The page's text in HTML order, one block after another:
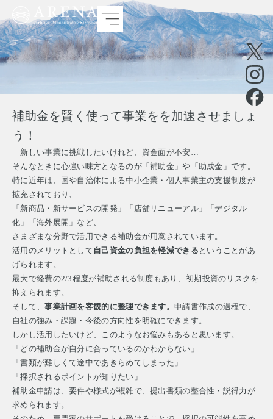
補助金を賢く使って事業をを加速させましょ
う！
新しい事業に挑戦したいけれど、資金面が不安…
そんなときに心強い味方となるのが「補助金」や「助成金」です。
特に近年は、国や自治体による中小企業・個人事業主の支援制度が
拡充されており、
「新商品・新サービスの開発」「店舗リニューアル」「デジタル
化」「海外展開」など、
さまざまな分野で活用できる補助金が用意されています。
活用のメリットとして自己資金の負担を軽減できる ということがあ
げられます。
最大で経費の2/3程度が補助される制度もあり、初期投資のリスクを
抑えられます。
そして、事業計画を客観的に整理できます。申請書作成の過程で、
自社の強み・課題・今後の方向性を明確にできます。
しかし活用したいけど、このようなお悩みもあると思います。
「どの補助金が自分に合っているのかわからない」
「書類が難しくて途中であきらめてしまった」
「採択されるポイントが知りたい」
補助金申請は、要件や様式が複雑で、提出書類の整合性・説得力が
求められます。